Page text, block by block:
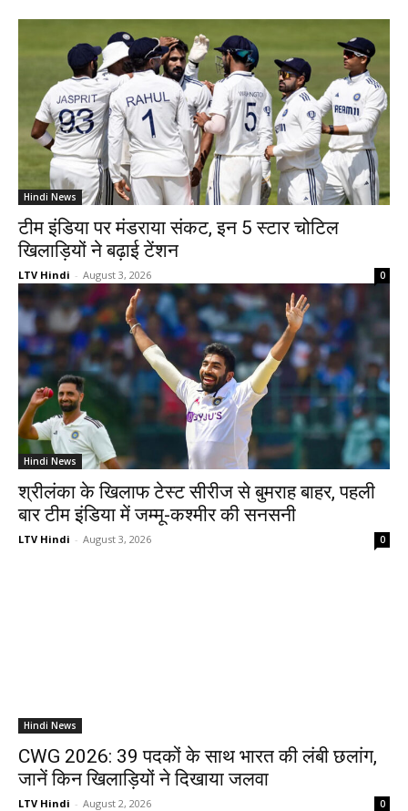
Hindi News
टीम इंडिया पर मंडराया संकट, इन 5 स्टार चोटिल
खिलाड़ियों ने बढ़ाई टेंशन
LTV Hindi - August 3, 2026 0
Hindi News
श्रीलंका के खिलाफ टेस्ट सीरीज से बुमराह बाहर, पहली
बार टीम इंडिया में जम्मू-कश्मीर की सनसनी
LTV Hindi - August 3, 2026 0
Hindi News
CWG 2026: 39 पदकों के साथ भारत की लंबी छलांग,
जानें किन खिलाड़ियों ने दिखाया जलवा
LTV Hindi - August 2, 2026 0